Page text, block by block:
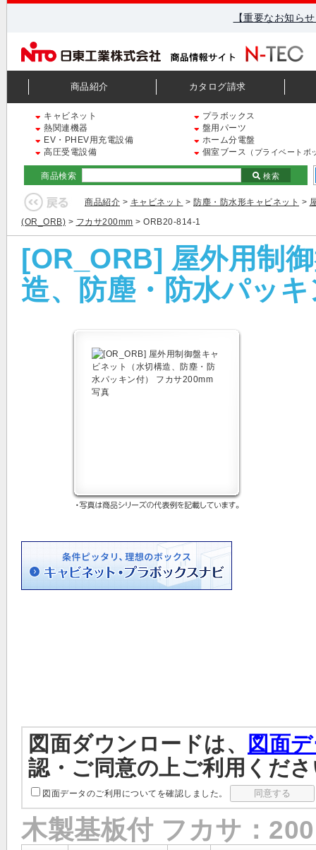
【重要なお知ら
商品紹介 カタログ請求
キャビネット
プラボックス
熱関連機器
盤用パーツ
EV・PHEV用充電設備
ホーム分電盤
高圧受電設備
個室ブース （プライベートボ
商品検索 検索
商品紹介 > キャビネット > 防塵・防水形キャビネット >
(OR_ORB) > フカサ200mm > ORB20-814-1
[OR_ORB] 屋外用制
造、防塵・防水パッ
図面ダウンロードは、
図面
認・ご同意の上ご利用くだ
図面データのご利用についてを確認しました。
木製基板付 フカサ：